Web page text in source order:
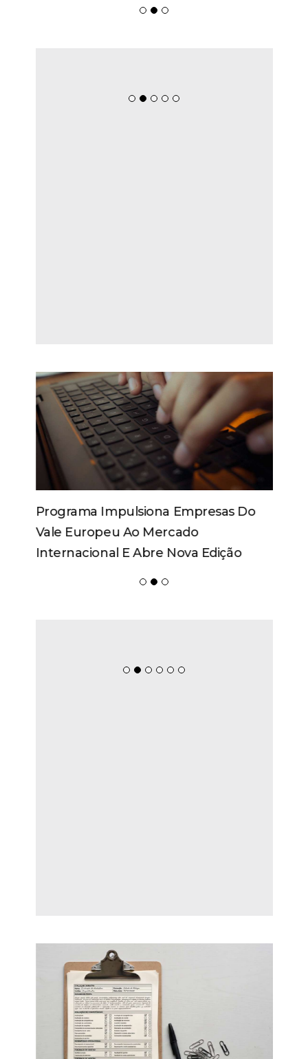
Programa Impulsiona Empresas Do
Vale Europeu Ao Mercado
Internacional E Abre Nova Edição